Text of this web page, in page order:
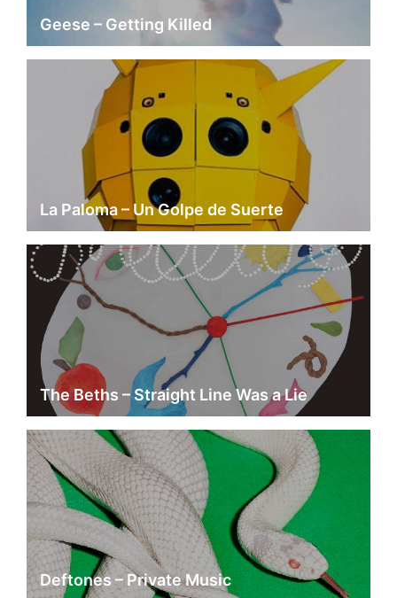
Geese – Getting Killed
La Paloma – Un Golpe de Suerte
The Beths – Straight Line Was a Lie
Deftones – Private Music